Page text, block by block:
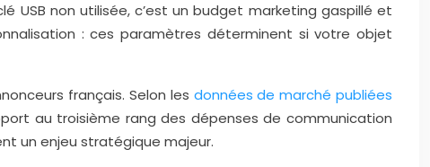
non utilisée, c’est un budget marketing gaspillé et
: ces paramètres déterminent si votre objet
français. Selon les données de marché publiées
au troisième rang des dépenses de communication
un enjeu stratégique majeur.